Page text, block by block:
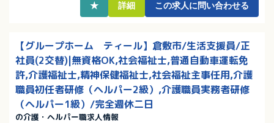
★ 詳細 この求人に問い合わせる
【グループホーム ティール】倉敷市/生活支援員/正
社員(2交替)|無資格OK,社会福祉士,普通自動車運転免
許,介護福祉士,精神保健福祉士,社会福祉主事任用,介護
職員初任者研修（ヘルパー2級）,介護職員実務者研修
（ヘルパー1級）/完全週休二日
の介護・ヘルパー職求人情報